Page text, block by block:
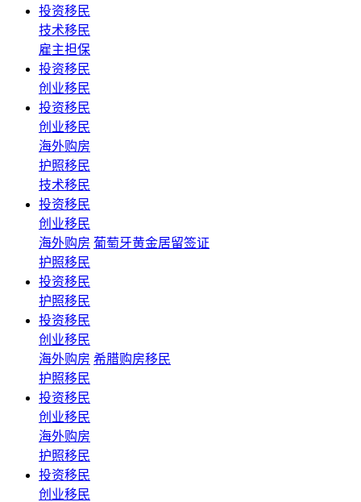
投资移民
技术移民
雇主担保
投资移民
创业移民
投资移民
创业移民
海外购房
护照移民
技术移民
投资移民
创业移民
海外购房 葡萄牙黄金居留签证
护照移民
投资移民
护照移民
投资移民
创业移民
海外购房 希腊购房移民
护照移民
投资移民
创业移民
海外购房
护照移民
投资移民
创业移民